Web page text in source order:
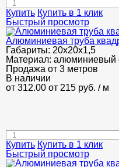
Купить Купить в 1 клик
Быстрый просмотр
Алюминиевая труба
Габариты: 20х20х1,5
Материал: алюминиевый
Продажа от 3 метров
В наличии
от 312.00 от 215 руб. / м
Купить Купить в 1 клик
Быстрый просмотр